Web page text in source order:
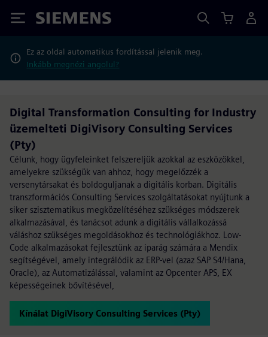
Siemens
Ez az oldal automatikus fordítással jelenik meg.
Inkább megnézi angolul?
Digital Transformation Consulting for Industry
üzemelteti DigiVisory Consulting Services
(Pty)
Célunk, hogy ügyfeleinket felszereljük azokkal az eszközökkel,
amelyekre szükségük van ahhoz, hogy megelőzzék a
versenytársakat és boldoguljanak a digitális korban. Digitális
transzformációs Consulting Services szolgáltatásokat nyújtunk a
siker szisztematikus megközelítéséhez szükséges módszerek
alkalmazásával, és tanácsot adunk a digitális vállalkozássá
váláshoz szükséges megoldásokhoz és technológiákhoz. Low-
Code alkalmazásokat fejlesztünk az iparág számára a Mendix
segítségével, amely integrálódik az ERP-vel (azaz SAP S4/Hana,
Oracle), az Automatizálással, valamint az Opcenter APS, EX
képességeinek bővítésével,
Kínálat DigiVisory Consulting Services (Pty)